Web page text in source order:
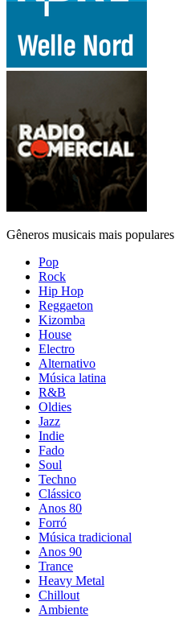
Gêneros musicais mais populares
Pop
Rock
Hip Hop
Reggaeton
Kizomba
House
Electro
Alternativo
Música latina
R&B
Oldies
Jazz
Indie
Fado
Soul
Techno
Clássico
Anos 80
Forró
Música tradicional
Anos 90
Trance
Heavy Metal
Chillout
Ambiente